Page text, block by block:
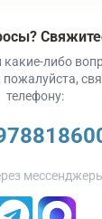
какие-либо
пожалуйста,
телефону: